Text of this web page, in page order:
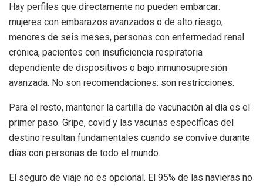
Hay perfiles que directamente no pueden embarcar:
mujeres con embarazos avanzados o de alto riesgo,
menores de seis meses, personas con enfermedad renal
crónica, pacientes con insuficiencia respiratoria
dependiente de dispositivos o bajo inmunosupresión
avanzada. No son recomendaciones: son restricciones.
Para el resto, mantener la cartilla de vacunación al día es el
primer paso. Gripe, covid y las vacunas específicas del
destino resultan fundamentales cuando se convive durante
días con personas de todo el mundo.
El seguro de viaje no es opcional. El 95% de las navieras no